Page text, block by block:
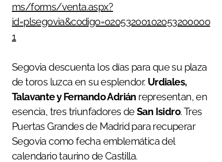
ms/forms/venta.aspx?
id=plsegovia&codigo=02053200102053200000
1
Segovia descuenta los días para que su plaza
de toros luzca en su esplendor. Urdiales,
Talavante y Fernando Adrián representan, en
esencia, tres triunfadores deSan Isidro. Tres
Puertas Grandes de Madrid para recuperar
Segovia como fecha emblemática del
calendario taurino de Castilla.